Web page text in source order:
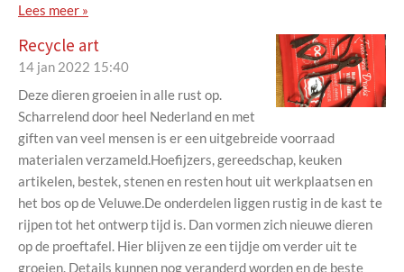
Lees meer »
Recycle art
14 jan 2022 15:40
Deze dieren groeien in alle rust op.
Scharrelend door heel Nederland en met
giften van veel mensen is er een uitgebreide voorraad
materialen verzameld.Hoefijzers, gereedschap, keuken
artikelen, bestek, stenen en resten hout uit werkplaatsen en
het bos op de Veluwe.De onderdelen liggen rustig in de kast te
rijpen tot het ontwerp tijd is. Dan vormen zich nieuwe dieren
op de proeftafel. Hier blijven ze een tijdje om verder uit te
groeien. Details kunnen nog veranderd worden en de beste